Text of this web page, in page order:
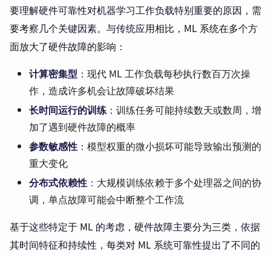
要理解硬件可靠性对机器学习工作负载特别重要的原因，需
要考察几个关键因素。与传统应用相比，ML 系统在多个方
面放大了硬件故障的影响：
计算密集型 ：现代 ML 工作负载每秒执行数百万次操
作，造成许多机会让故障破坏结果
长时间运行的训练 ：训练任务可能持续数天或数周，增
加了遇到硬件故障的概率
参数敏感性 ：模型权重的微小损坏可能导致输出预测的
重大变化
分布式依赖性 ：大规模训练依赖于多个处理器之间的协
调，单点故障可能会中断整个工作流
基于这些特定于 ML 的考虑，硬件故障主要分为三类，依据
其时间特征和持续性，每类对 ML 系统可靠性提出了不同的